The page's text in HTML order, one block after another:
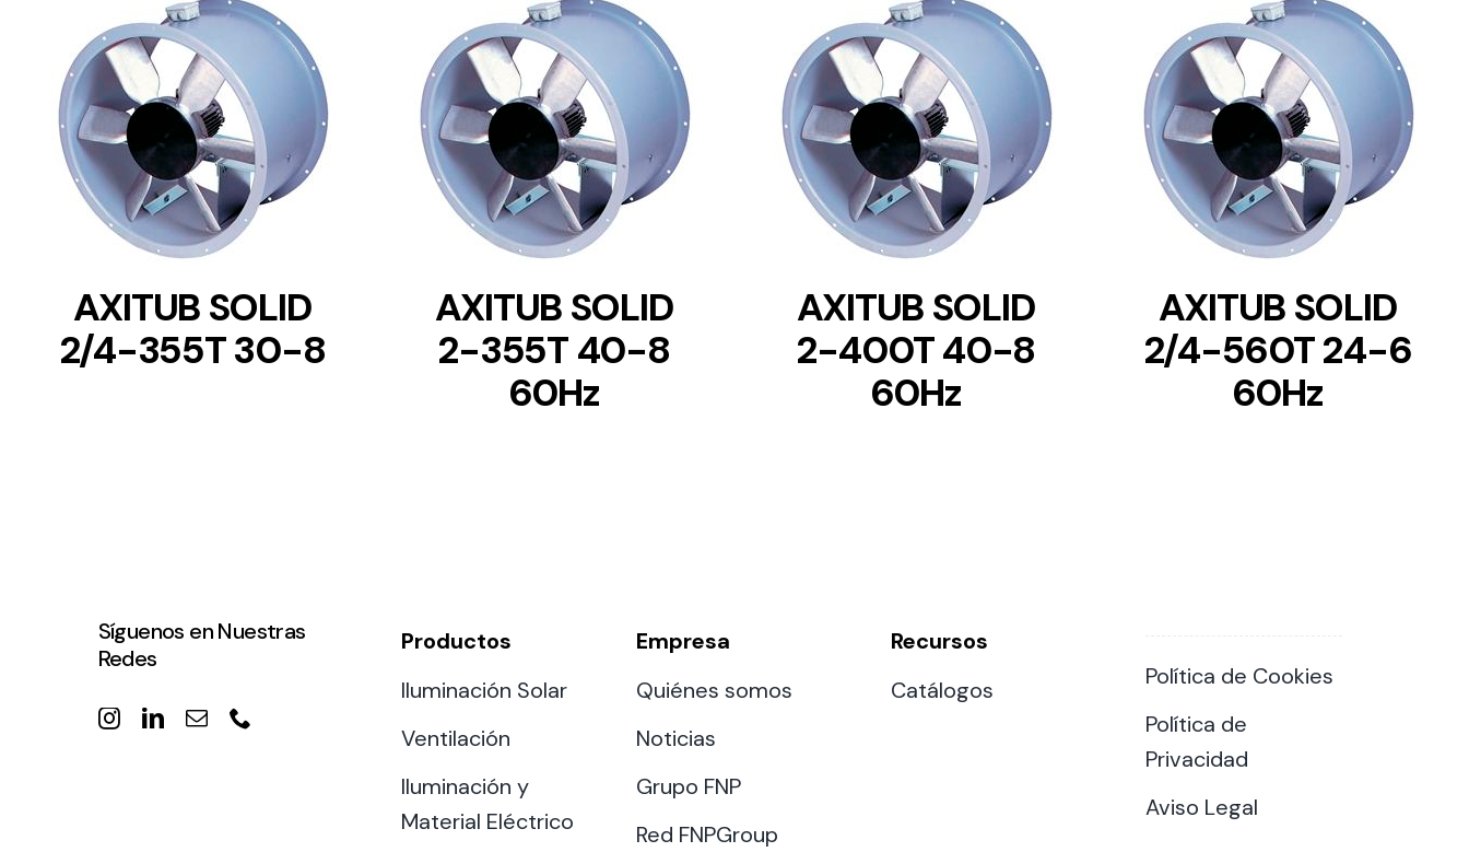
DETAILS
AXITUB SOLID
2/4-355T 30-8
DETAILS
AXITUB SOLID
2-355T 40-8
60Hz
DETAILS
AXITUB SOLID
2-400T 40-8
60Hz
DETAILS
AXITUB SOLID
2/4-560T 24-6
60Hz
Síguenos en Nuestras
Redes
Productos
Iluminación Solar
Ventilación
Iluminación y
Material Eléctrico
Empresa
Quiénes somos
Noticias
Grupo FNP
Red FNPGroup
Recursos
Catálogos
Política de Cookies
Política de
Privacidad
Aviso Legal